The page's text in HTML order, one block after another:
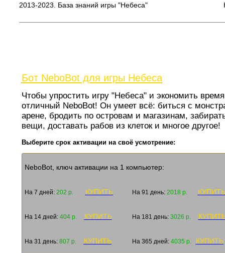
2013-2023. База знаний игры "Небеса"
Бот NeboBot для игры Небеса
Чтобы упростить игру "Небеса" и экономить
отличный NeboBot! Он умеет всё: биться с
арене, бродить по островам и магазинам,
вещи, доставать рабов из клеток и многое другое!
Выберите срок активации на своё усмотрение:
NeboBot, ключ активации на 1 компьютер:
На 7 дней: 202 р. КУПИТЬ На 91 день: 2018 р. КУПИТЬ
На 14 дней: 404 р. КУПИТЬ На 181 день: 3026 р.
На 31 день: 807 р. КУПИТЬ На 365 дней: 4035 р. КУПИТЬ